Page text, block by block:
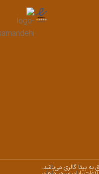
بیتا گالری می‌باشد.